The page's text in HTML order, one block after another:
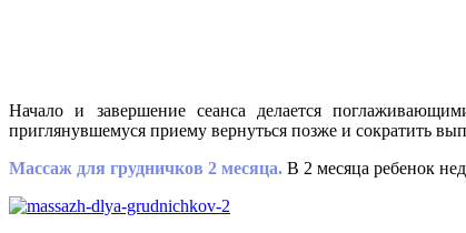
Начало и завершение сеанса делается
приглянувшемуся приему вернуться позже и сократить
Массаж для грудничков 2 месяца. В 2 месяца ребенок